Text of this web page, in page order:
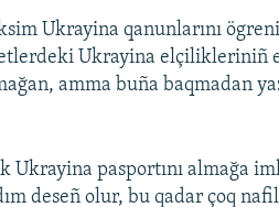
Ukrayina qanunlarını
Ukrayina elçilikleriniñ
amma buña baqmadan
pasportını almağa
deseñ olur, bu qadar çoq